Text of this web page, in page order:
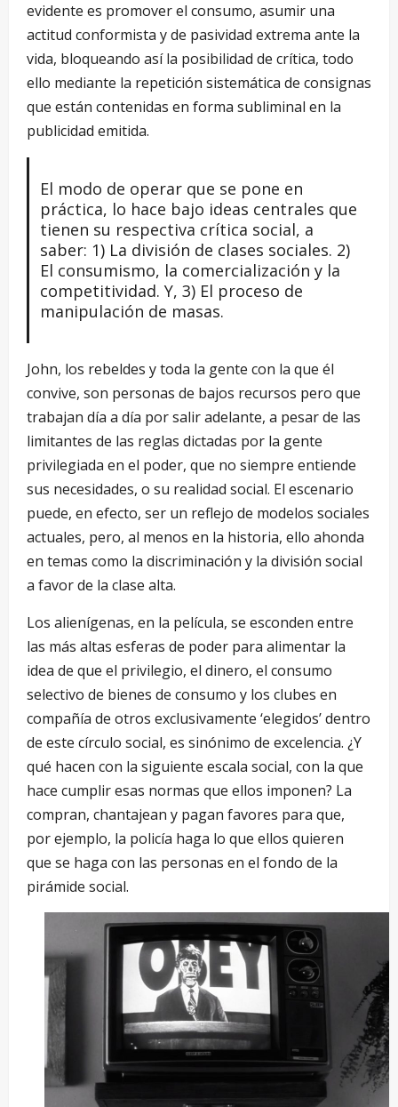
evidente es promover el consumo, asumir una
actitud conformista y de pasividad extrema ante la
vida, bloqueando así la posibilidad de crítica, todo
ello mediante la repetición sistemática de consignas
que están contenidas en forma subliminal en la
publicidad emitida.
El modo de operar que se pone en
práctica, lo hace bajo ideas centrales que
tienen su respectiva crítica social, a
saber: 1) La división de clases sociales. 2)
El consumismo, la comercialización y la
competitividad. Y, 3) El proceso de
manipulación de masas.
John, los rebeldes y toda la gente con la que él
convive, son personas de bajos recursos pero que
trabajan día a día por salir adelante, a pesar de las
limitantes de las reglas dictadas por la gente
privilegiada en el poder, que no siempre entiende
sus necesidades, o su realidad social. El escenario
puede, en efecto, ser un reflejo de modelos sociales
actuales, pero, al menos en la historia, ello ahonda
en temas como la discriminación y la división social
a favor de la clase alta.
Los alienígenas, en la película, se esconden entre
las más altas esferas de poder para alimentar la
idea de que el privilegio, el dinero, el consumo
selectivo de bienes de consumo y los clubes en
compañía de otros exclusivamente ‘elegidos’ dentro
de este círculo social, es sinónimo de excelencia. ¿Y
qué hacen con la siguiente escala social, con la que
hace cumplir esas normas que ellos imponen? La
compran, chantajean y pagan favores para que,
por ejemplo, la policía haga lo que ellos quieren
que se haga con las personas en el fondo de la
pirámide social.